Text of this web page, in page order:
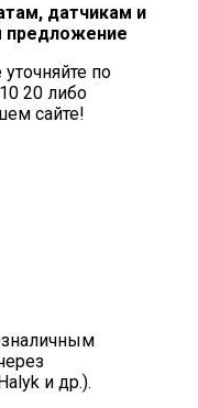
датчикам и
предложение
по
20 либо
сайте!
и др.).